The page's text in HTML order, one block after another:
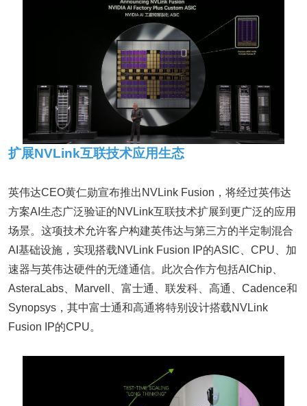
扩展NVLink互联技术应用生态
英伟达CEO黄仁勋宣布推出NVLink Fusion，将经过英伟达
方案AI生态广泛验证的NVLink互联技术扩展到更广泛的应用
场景。这项技术允许客户构建英伟达与第三方的半定制混合
AI基础设施，实现搭载NVLink Fusion IP的ASIC、CPU、加
速器与英伟达硬件的无缝通信。此次合作方包括AIChip、
AsteraLabs、Marvell、富士通、联发科、高通、Cadence和
Synopsys，其中富士通和高通将特别设计搭载NVLink
Fusion IP的CPU。